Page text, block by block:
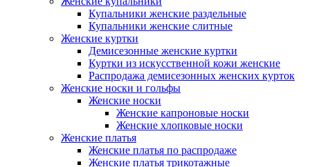
Купальники женские раздельные
Купальники женские слитные
Женские куртки
Демисезонные женские куртки
Куртки из искусственной кожи женские
Распродажа демисезонных женских курток
Женские носки и гольфы
Женские носки
Женские капроновые носки
Женские хлопковые носки
Женские платья
Женские платья по распродаже
Женские платья трикотажные